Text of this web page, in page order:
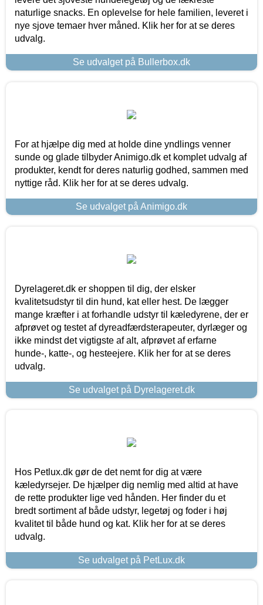
naturlige snacks. En oplevelse for hele familien, leveret i
nye sjove temaer hver måned. Klik her for at se deres
udvalg.
Se udvalget på Bullerbox.dk
For at hjælpe dig med at holde dine yndlings venner
sunde og glade tilbyder Animigo.dk et komplet udvalg af
produkter, kendt for deres naturlig godhed, sammen med
nyttige råd. Klik her for at se deres udvalg.
Se udvalget på Animigo.dk
Dyrelageret.dk er shoppen til dig, der elsker
kvalitetsudstyr til din hund, kat eller hest. De lægger
mange kræfter i at forhandle udstyr til kæledyrene, der er
afprøvet og testet af dyreadfærdsterapeuter, dyrlæger og
ikke mindst det vigtigste af alt, afprøvet af erfarne
hunde-, katte-, og hesteejere. Klik her for at se deres
udvalg.
Se udvalget på Dyrelageret.dk
Hos Petlux.dk gør de det nemt for dig at være
kæledyrsejer. De hjælper dig nemlig med altid at have
de rette produkter lige ved hånden. Her finder du et
bredt sortiment af både udstyr, legetøj og foder i høj
kvalitet til både hund og kat. Klik her for at se deres
udvalg.
Se udvalget på PetLux.dk